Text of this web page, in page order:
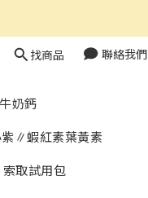
找商品 聯絡我們
奶鈣
紫∥蝦紅素葉黃素
索取試用包